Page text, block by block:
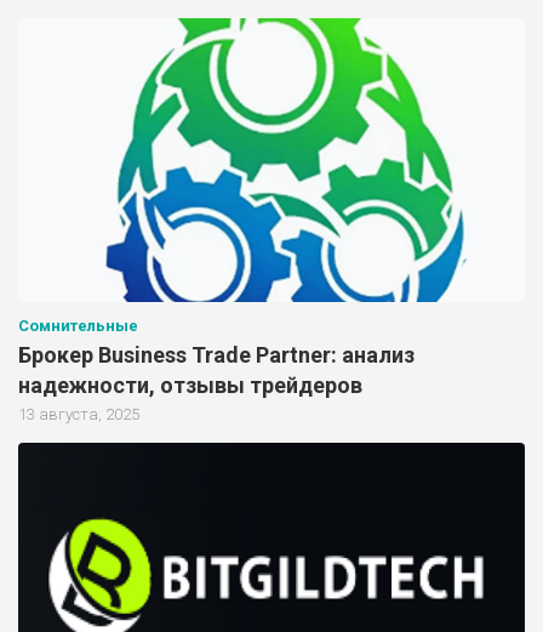
Сомнительные
Брокер Business Trade Partner: анализ
надежности, отзывы трейдеров
13 августа, 2025